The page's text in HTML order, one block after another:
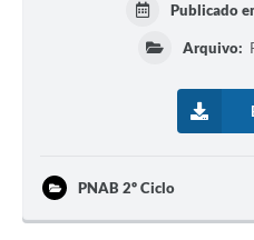
Publicado
Arquivo:
PNAB 2º Ciclo